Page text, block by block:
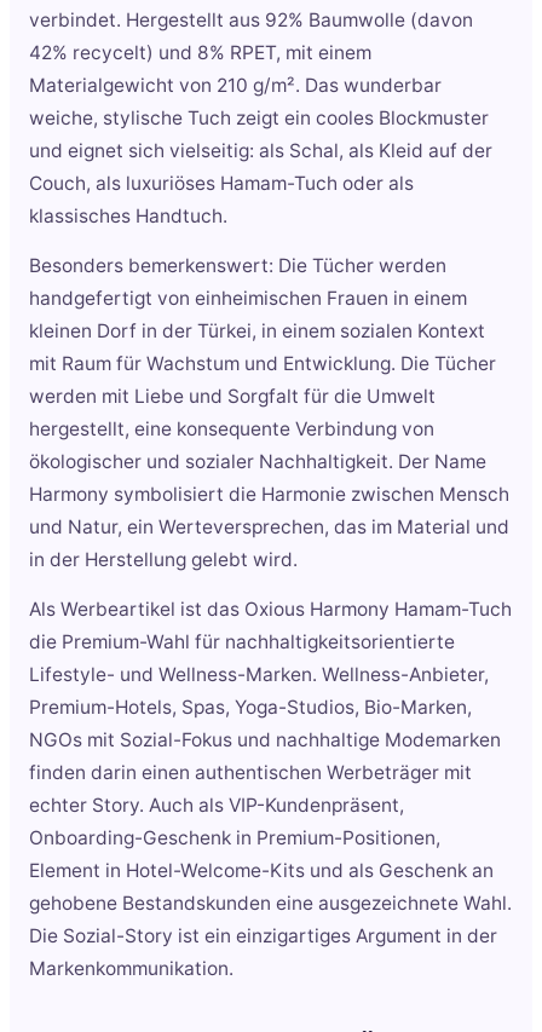
verbindet. Hergestellt aus 92% Baumwolle (davon
42% recycelt) und 8% RPET, mit einem
Materialgewicht von 210 g/m². Das wunderbar
weiche, stylische Tuch zeigt ein cooles Blockmuster
und eignet sich vielseitig: als Schal, als Kleid auf der
Couch, als luxuriöses Hamam-Tuch oder als
klassisches Handtuch.
Besonders bemerkenswert: Die Tücher werden
handgefertigt von einheimischen Frauen in einem
kleinen Dorf in der Türkei, in einem sozialen Kontext
mit Raum für Wachstum und Entwicklung. Die Tücher
werden mit Liebe und Sorgfalt für die Umwelt
hergestellt, eine konsequente Verbindung von
ökologischer und sozialer Nachhaltigkeit. Der Name
Harmony symbolisiert die Harmonie zwischen Mensch
und Natur, ein Werteversprechen, das im Material und
in der Herstellung gelebt wird.
Als Werbeartikel ist das Oxious Harmony Hamam-Tuch
die Premium-Wahl für nachhaltigkeitsorientierte
Lifestyle- und Wellness-Marken. Wellness-Anbieter,
Premium-Hotels, Spas, Yoga-Studios, Bio-Marken,
NGOs mit Sozial-Fokus und nachhaltige Modemarken
finden darin einen authentischen Werbeträger mit
echter Story. Auch als VIP-Kundenpräsent,
Onboarding-Geschenk in Premium-Positionen,
Element in Hotel-Welcome-Kits und als Geschenk an
gehobene Bestandskunden eine ausgezeichnete Wahl.
Die Sozial-Story ist ein einzigartiges Argument in der
Markenkommunikation.